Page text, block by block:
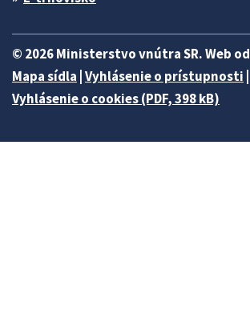
© 2026 Ministerstvo vnútra SR. Web od
Mapa sídla Vyhlásenie o prístupnosti
Vyhlásenie o cookies (PDF, 398 kB)